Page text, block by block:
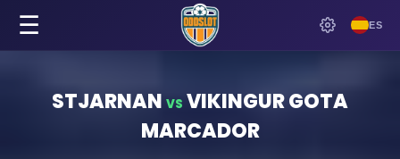
ES
☰
STJARNAN VS VIKINGUR GOTA
MARCADOR